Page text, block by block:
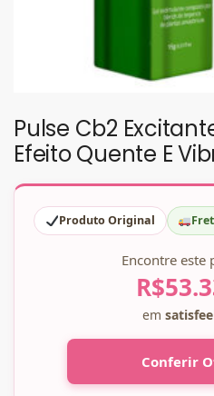
Pulse Cb2
Efeito Quente E
Produto Original
Encontre este
R$
em
Conferir